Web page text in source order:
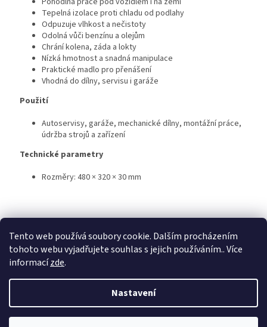
Tento web používá soubory cookie. Dalším procházením
tohoto webu vyjadřujete souhlas s jejich používáním.. Více
informacízde.
Nastavení
Tepelná izolace proti chladu od podlahy
Odpuzuje vlhkost a nečistoty
Odolná vůči benzínu a olejům
Chrání kolena, záda a lokty
Nízká hmotnost a snadná manipulace
Praktické madlo pro přenášení
Vhodná do dílny, servisu i garáže
Použití
Autoservisy, garáže, mechanické dílny, montážní práce,
údržba strojů a zařízení
Technické parametry
Rozměry: 480 × 320 × 30 mm
Z
KTL Statek ostružno Nejčastěji kladené dotazy
Vytvořil Shoptet